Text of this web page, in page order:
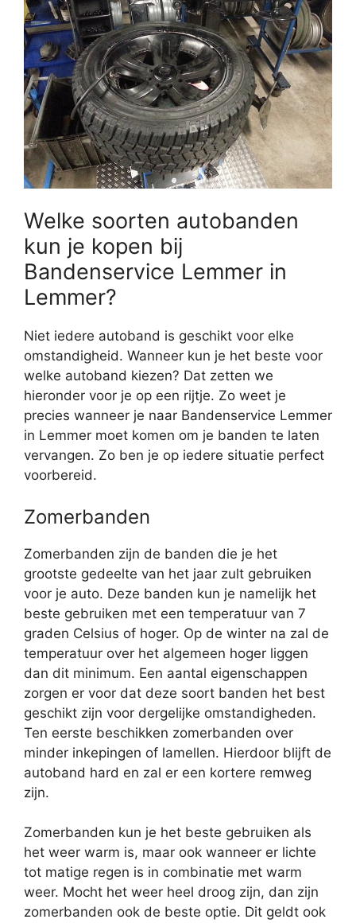
Welke soorten autobanden
kun je kopen bij
Bandenservice Lemmer in
Lemmer?
Niet iedere autoband is geschikt voor elke
omstandigheid. Wanneer kun je het beste voor
welke autoband kiezen? Dat zetten we
hieronder voor je op een rijtje. Zo weet je
precies wanneer je naar Bandenservice Lemmer
in Lemmer moet komen om je banden te laten
vervangen. Zo ben je op iedere situatie perfect
voorbereid.
Zomerbanden
Zomerbanden zijn de banden die je het
grootste gedeelte van het jaar zult gebruiken
voor je auto. Deze banden kun je namelijk het
beste gebruiken met een temperatuur van 7
graden Celsius of hoger. Op de winter na zal de
temperatuur over het algemeen hoger liggen
dan dit minimum. Een aantal eigenschappen
zorgen er voor dat deze soort banden het best
geschikt zijn voor dergelijke omstandigheden.
Ten eerste beschikken zomerbanden over
minder inkepingen of lamellen. Hierdoor blijft de
autoband hard en zal er een kortere remweg
zijn.
Zomerbanden kun je het beste gebruiken als
het weer warm is, maar ook wanneer er lichte
tot matige regen is in combinatie met warm
weer. Mocht het weer heel droog zijn, dan zijn
zomerbanden ook de beste optie. Dit geldt ook